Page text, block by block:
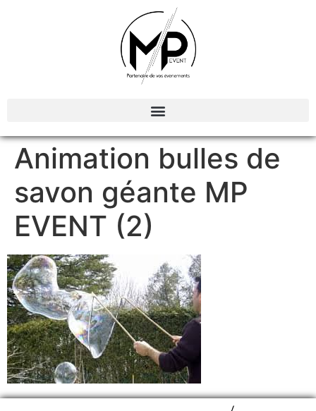
Animation bulles de
savon géante MP
EVENT (2)